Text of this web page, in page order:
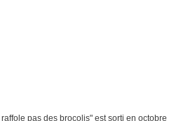
pas des brocolis" est sorti en octobre